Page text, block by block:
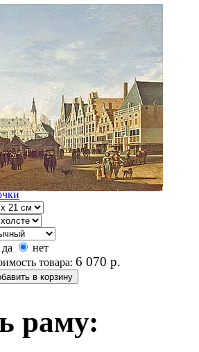
Геррит
живопись
да
нет
товара: 6 070 р.
раму: